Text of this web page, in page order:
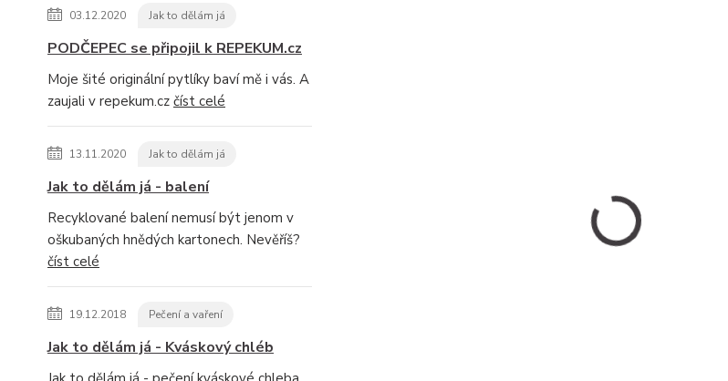
03.12.2020 Jak to dělám já
PODČEPEC se připojil k REPEKUM.cz
Moje šité originální pytlíky baví mě i vás. A
zaujali v repekum.cz číst celé
13.11.2020 Jak to dělám já
Jak to dělám já - balení
Recyklované balení nemusí být jenom v
oškubaných hnědých kartonech. Nevěříš?
číst celé
19.12.2018 Pečení a vaření
Jak to dělám já - Kváskový chléb